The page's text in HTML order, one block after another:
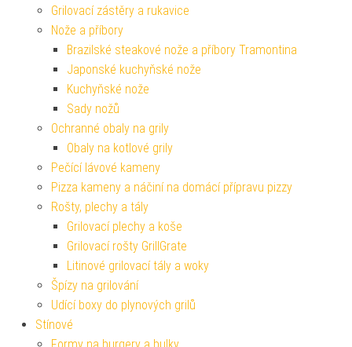
Grilovací zástěry a rukavice
Nože a příbory
Brazilské steakové nože a příbory Tramontina
Japonské kuchyňské nože
Kuchyňské nože
Sady nožů
Ochranné obaly na grily
Obaly na kotlové grily
Pečící lávové kameny
Pizza kameny a náčiní na domácí přípravu pizzy
Rošty, plechy a tály
Grilovací plechy a koše
Grilovací rošty GrillGrate
Litinové grilovací tály a woky
Špízy na grilování
Udící boxy do plynových grilů
Stínové
Formy na burgery a bulky